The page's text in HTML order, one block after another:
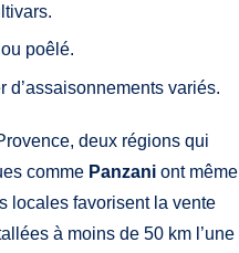
poêlé.
d’assaisonnements variés.
deux régions qui
comme Panzani ont même
locales favorisent la vente
à moins de 50 km l’une